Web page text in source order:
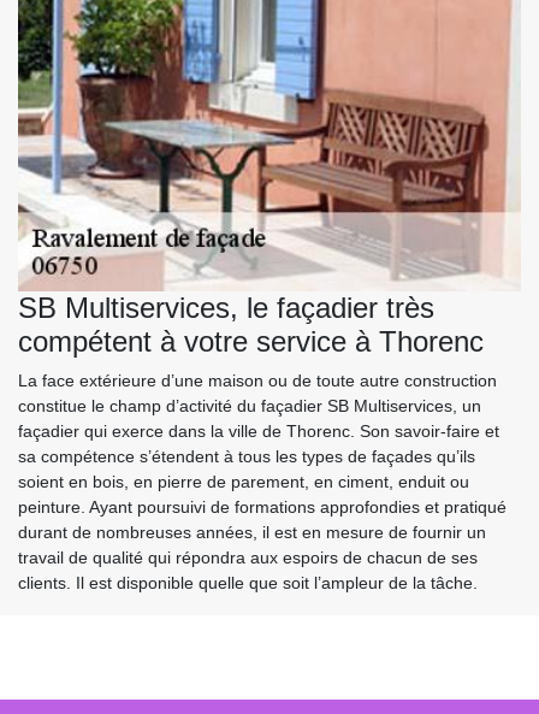
SB Multiservices, le façadier très
compétent à votre service à Thorenc
La face extérieure d’une maison ou de toute autre construction
constitue le champ d’activité du façadier SB Multiservices, un
façadier qui exerce dans la ville de Thorenc. Son savoir-faire et
sa compétence s’étendent à tous les types de façades qu’ils
soient en bois, en pierre de parement, en ciment, enduit ou
peinture. Ayant poursuivi de formations approfondies et pratiqué
durant de nombreuses années, il est en mesure de fournir un
travail de qualité qui répondra aux espoirs de chacun de ses
clients. Il est disponible quelle que soit l’ampleur de la tâche.